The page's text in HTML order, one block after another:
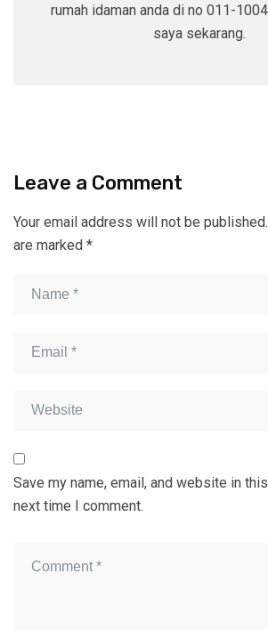
rumah idaman anda di no 011-
saya sekarang.
Leave a Comment
Your email address will not be published.
are marked *
Save my name, email, and website in
next time I comment.